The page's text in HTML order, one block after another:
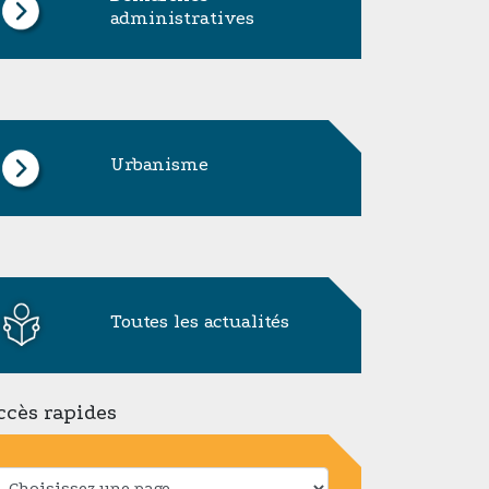
administratives
Urbanisme
Toutes les actualités
rapides